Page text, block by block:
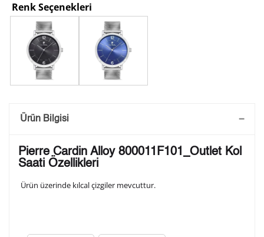
Renk Seçenekleri
Saatini Kişiselleştir
arka kapağına gravür tekniği ile formda belirtmiş
olduğunuz şekilde işlenecektir.
Ürün Bilgisi
Pierre Cardin Alloy 800011F101_Outlet Kol
Saati Özellikleri
Ürün üzerinde kılcal çizgiler mevcuttur.